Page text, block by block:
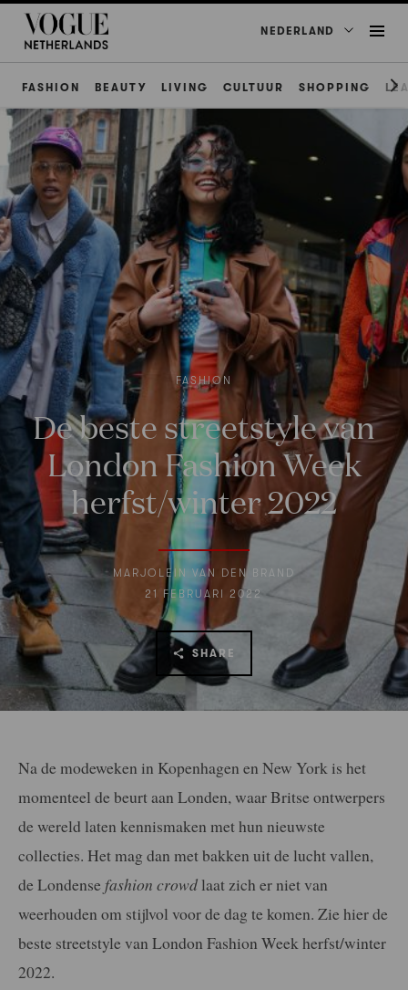
NEDERLAND
FASHION BEAUTY LIVING CULTUUR SHOPPING
FASHION
De beste streetstyle van
London Fashion Week
herfst/winter 2022
MARJOLEIN VAN DEN BRAND
21 FEBRUARI 2022
SHARE
Na de modeweken in Kopenhagen en New York is het
momenteel de beurt aan Londen, waar Britse ontwerpers
de wereld laten kennismaken met hun nieuwste
collecties. Het mag dan met bakken uit de lucht vallen,
de Londense fashion crowd laat zich er niet van
weerhouden om stijlvol voor de dag te komen. Zie hier de
beste streetstyle van London Fashion Week herfst/winter
2022.